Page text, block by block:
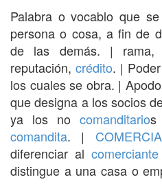
Palabra o vocablo que
persona o cosa, a fin de
de las demás. | rama,
reputación, crédito. |
los cuales se obra. |
que designa a los socios
ya los no comanditario
comandita. |
diferenciar al comerciante
distingue a una casa o